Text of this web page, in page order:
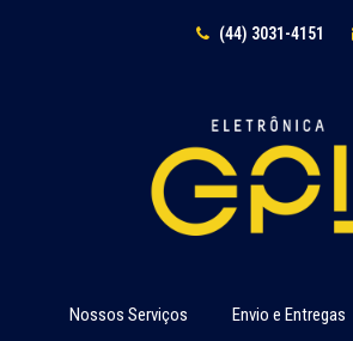
(44) 3031-4151
Nossos Serviços Envio e Entregas